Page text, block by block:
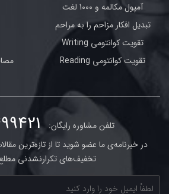
آمپول مکالمه و 1000 لغت
تبدیل افکار مزاحم را به مراحم
تقویت کوانتومی Writing
تقویت کوانتومی Reading
تلفن مشاوره رایگان:
در خبرنامه‌ی ما عضو شوید تا از تازه‌ترین
تخفیف‌های تکرارنشدنی